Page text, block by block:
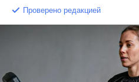
Проверено редакцией